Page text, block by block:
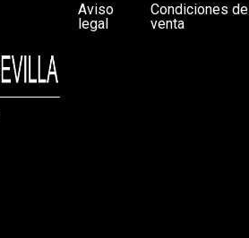
Aviso
legal
Condiciones de
venta